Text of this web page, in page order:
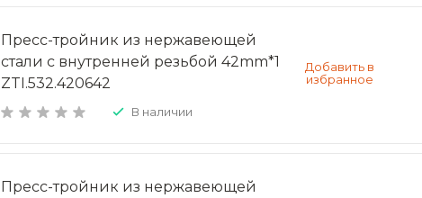
Пресс-тройник из нержавеющей
стали с внутренней резьбой 42mm*1
ZTI.532.420642
В наличии
Пресс-тройник из нержавеющей